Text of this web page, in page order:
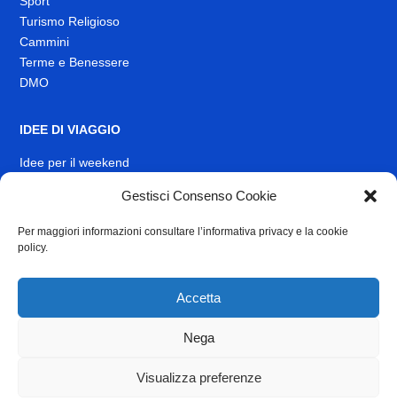
Gestisci Consenso Cookie
Per maggiori informazioni consultare l’informativa privacy e la cookie
policy.
Accetta
Nega
Visualizza preferenze
Turismo Religioso
Cammini
Terme e Benessere
DMO
IDEE DI VIAGGIO
Idee per il weekend
INFO
News
Link Utili